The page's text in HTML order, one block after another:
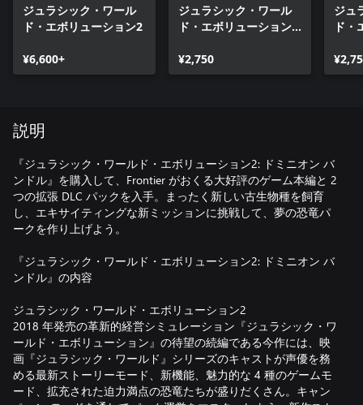
ジュラシック・ワール
ド・エボリューション2
¥6,600+
ジュラシック・ワール
ド・エボリューション
拡張パック
¥2,750
ジュ
ド・
説明
『ジュラシック・ワールド・エボリューション2: ドミニオン バ
ンドル』を購入して、Frontier がおくる大好評のゲーム本編と 2
つの拡張 DLC パックを入手。まったく新しい古生物種を飼育
し、エキサイティングな新ミッションに挑戦して、夢の恐竜パ
ークを作り上げよう。
『ジュラシック・ワールド・エボリューション2: ドミニオン バ
ンドル』の内容
ジュラシック・ワールド・エボリューション2
2018 年発売の革新的経営シミュレーション『ジュラシック・ワ
ールド・エボリューション』の待望の続編である今作には、映
画『ジュラシック・ワールド』シリーズのキャストが声優を務
める最新ストーリーモード、新機能、魅力的な 4 種のゲームモ
ード、拡充された迫力満点の恐竜たちが盛りだくさん。キャン